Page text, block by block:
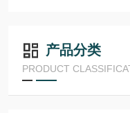
产品分类
PRODUCT